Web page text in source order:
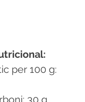
per 100 g:
30 g